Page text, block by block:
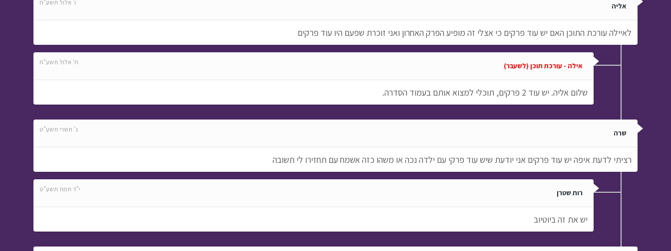
אליה ו' אלול תשע"ח
לאיילה עורכת התוכן האם יש עוד פרקים כי אצלי זה מופיע הפרק האחרון ואני זוכרת שפעם היו עוד פרקים
אילה - עורכת תוכן (לשעבר) ח' אלול תשע"ח
שלום אליה. יש עוד 2 פרקים, תוכלי למצוא אותם בעמוד הסדרה.
שרה ג' תשרי תשע"ט
רציתי לדעת איפה יש עוד פרקים אני יודעת שיש עוד פרקי עם ילדה נכה או משהו כזה אשמח עם תחזירו לי תשובה
רות שטרן י"ד תמוז תשע"ט
יש את זה ביוטיוב